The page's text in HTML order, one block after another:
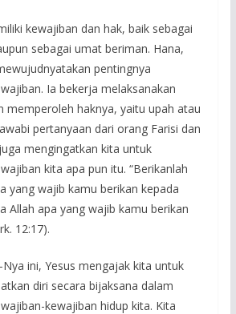
kewajiban dan hak, baik sebagai
sebagai umat beriman. Hana,
pentingnya
Ia bekerja melaksanakan
memperoleh haknya, yaitu upah atau
pertanyaan dari orang Farisi dan
mengingatkan kita untuk
kita apa pun itu. “Berikanlah
yang wajib kamu berikan kepada
Allah apa yang wajib kamu berikan
12:17).
ini, Yesus mengajak kita untuk
diri secara bijaksana dalam
kewajiban hidup kita. Kita